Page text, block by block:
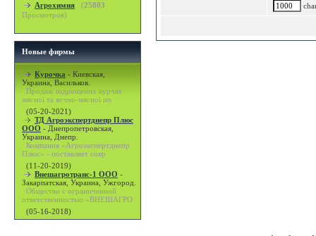
Агрохимия (25803
Просмотров)
Новые фирмы
Курочка - Киевская,
Украина, Васильков.
Продаж підрощених курчат
мясної та яєчно-мясної по
(05-20-2021)
ТД Агроэкспертднепр Плюс
ООО - Днепропетровская,
Украина, Днепр.
Компания «Агроэкспертднепр
Плюс» - поставляет совр
(11-20-2019)
Внешагротранс-1 ООО -
Закарпатская, Украина, Ужгород.
Общество с ограниченной
ответственностью «ВНЕШАГРО
(05-16-2018)